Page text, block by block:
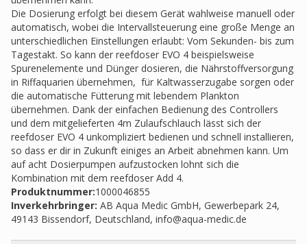
Die Dosierung erfolgt bei diesem Gerät wahlweise manuell oder
automatisch, wobei die Intervallsteuerung eine große Menge an
unterschiedlichen Einstellungen erlaubt: Vom Sekunden- bis zum
Tagestakt. So kann der reefdoser EVO 4 beispielsweise
Spurenelemente und Dünger dosieren, die Nährstoffversorgung
in Riffaquarien übernehmen, für Kaltwasserzugabe sorgen oder
die automatische Fütterung mit lebendem Plankton
übernehmen. Dank der einfachen Bedienung des Controllers
und dem mitgelieferten 4m Zulaufschlauch lässt sich der
reefdoser EVO 4 unkompliziert bedienen und schnell installieren,
so dass er dir in Zukunft einiges an Arbeit abnehmen kann. Um
auf acht Dosierpumpen aufzustocken lohnt sich die
Kombination mit dem reefdoser Add 4.
Produktnummer:1000046855
Inverkehrbringer: AB Aqua Medic GmbH, Gewerbepark 24,
49143 Bissendorf, Deutschland, info@aqua-medic.de